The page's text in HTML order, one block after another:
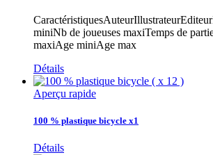
miniNb de joueuses maxiTemps de
maxiAge miniAge max
Détails
Aperçu rapide
100 % plastique bicycle x1
Détails